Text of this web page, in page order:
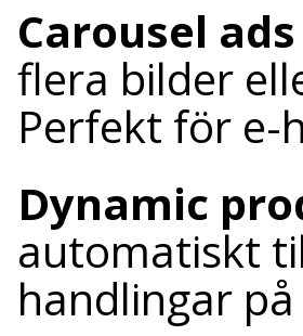
Carousel
flera bilder
Perfekt för e-
Dynamic
automatiskt
handlingar